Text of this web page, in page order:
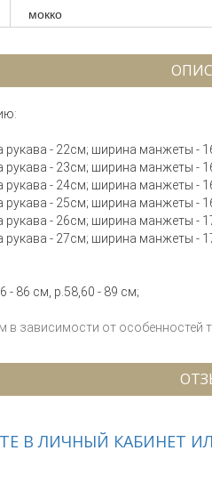
мокко
- 22см; ширина манжеты -
- 23см; ширина манжеты -
- 24см; ширина манжеты -
- 25см; ширина манжеты -
- 26см; ширина манжеты -
- 27см; ширина манжеты -
- 86 см, р.58,60 - 89 см;
зависимости от особенностей
В ЛИЧНЫЙ КАБИНЕТ